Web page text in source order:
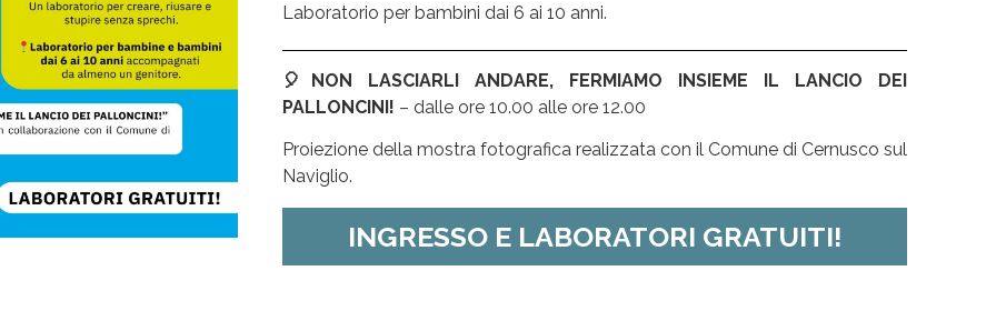
Laboratorio per bambini dai 6 ai 10 anni.
🎈NON LASCIARLI ANDARE, FERMIAMO INSIEME IL LANCIO DEI
PALLONCINI! – dalle ore 10.00 alle ore 12.00
Proiezione della mostra fotografica realizzata con il Comune di Cernusco sul
Naviglio.
INGRESSO E LABORATORI GRATUITI!